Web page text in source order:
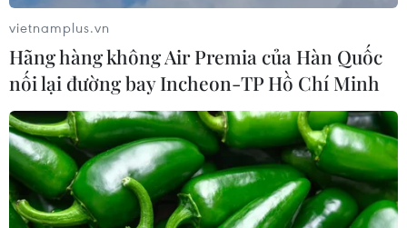
19% trong nửa đầu năm 2026
05/08/2026 11:36
Chứng khoán châu Á đồng loạt tăng
nhờ đà hồi phục của cổ phiếu công
nghệ
05/08/2026 11:00
vietnamplus.vn
Hãng hàng không Air Premia của Hàn Quốc
nối lại đường bay Incheon-TP Hồ Chí Minh